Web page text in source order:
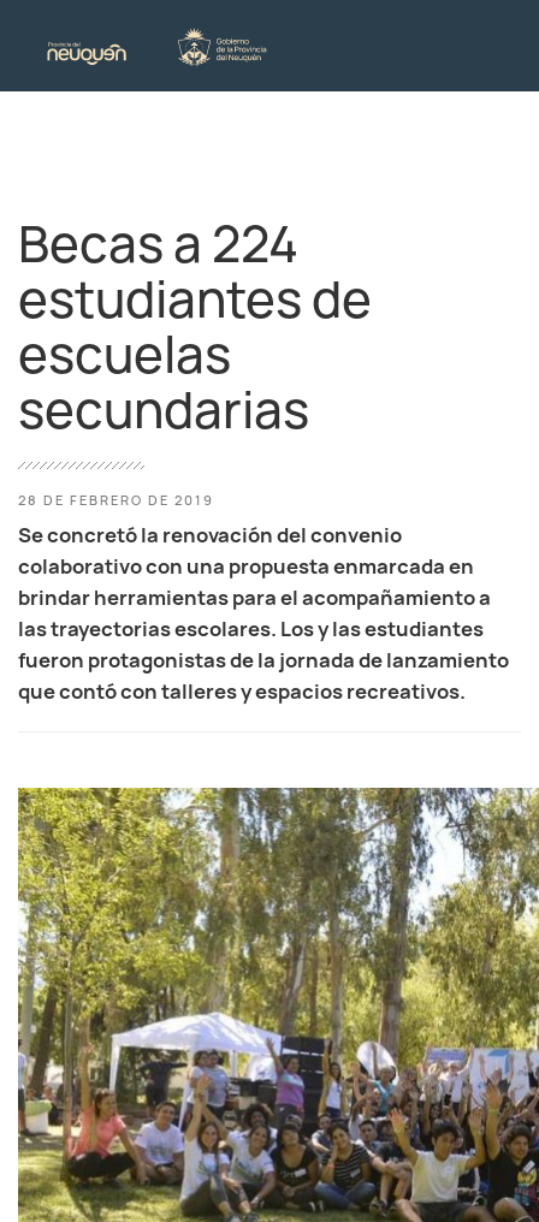
Becas a 224
estudiantes de
escuelas
secundarias
28 DE FEBRERO DE 2019
Se concretó la renovación del convenio
colaborativo con una propuesta enmarcada en
brindar herramientas para el acompañamiento a
las trayectorias escolares. Los y las estudiantes
fueron protagonistas de la jornada de lanzamiento
que contó con talleres y espacios recreativos.